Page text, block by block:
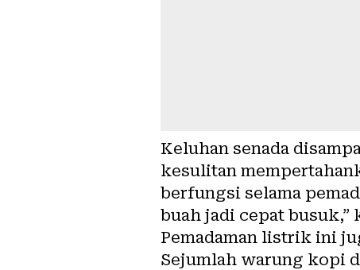
Keluhan senada
kesulitan
berfungsi selama
buah jadi cepat busuk,”
Pemadaman listrik ini
Sejumlah warung kopi